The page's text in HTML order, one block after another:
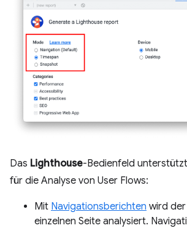
Das Lighthouse-Bedienfeld
für die Analyse von User Flows:
Mit Navigationsberichten wird
einzelnen Seite analysiert.